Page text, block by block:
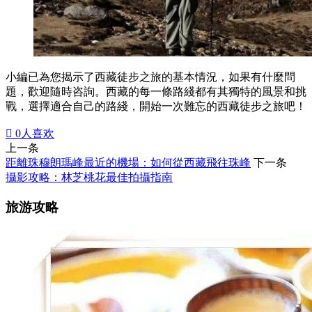
小編已為您揭示了西藏徒步之旅的基本情況，如果有什麼問
題，歡迎隨時咨詢。西藏的每一條路綫都有其獨特的風景和挑
戰，選擇適合自己的路綫，開始一次難忘的西藏徒步之旅吧！
 0人喜欢
上一条
距離珠穆朗瑪峰最近的機場：如何從西藏飛往珠峰 下一条
攝影攻略：林芝桃花最佳拍攝指南
旅游攻略